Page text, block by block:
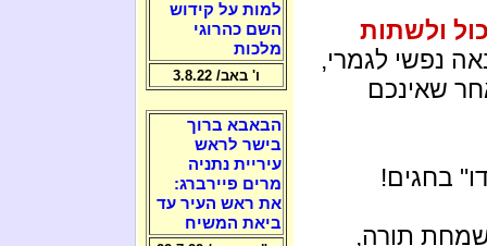
ולשתות
נפשי לגמרי,
שאינכם
בחגים!
תורה,
למות על קידוש
השם כהרוגי
מלכות
ו' באב/ 3.8.22
הבאבא ברוך
בישר לראש
עיריית נתניה
מרים פיירברג:
את ראש העיר עד
ביאת המשיח